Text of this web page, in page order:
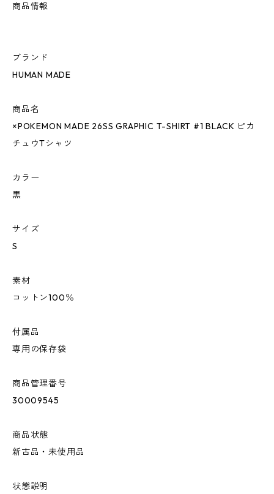
商品情報
ブランド
HUMAN MADE
商品名
×POKEMON MADE 26SS GRAPHIC T-SHIRT #1 BLACK ピカ
チュウTシャツ
カラー
黒
サイズ
S
素材
コットン100％
付属品
専用の保存袋
商品管理番号
30009545
商品状態
新古品・未使用品
状態説明